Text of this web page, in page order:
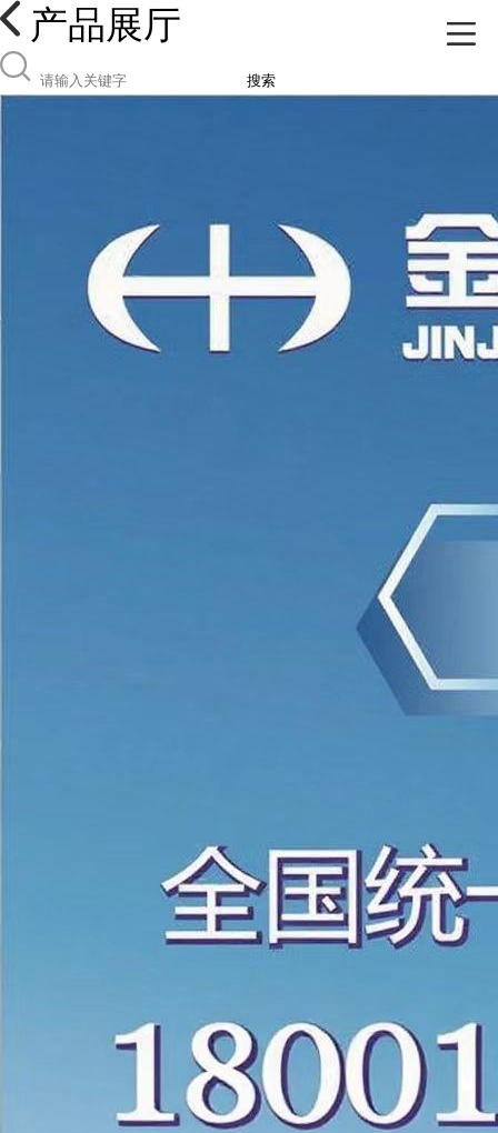
产品展厅
搜索